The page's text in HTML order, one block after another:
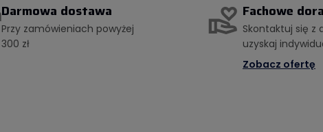
Darmowa dostawa
Przy zamówieniach powyżej
300 zł
Fachowe
Skontaktuj się z
uzyskaj
Zobacz ofertę